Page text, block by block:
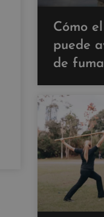
Cómo
puede
de